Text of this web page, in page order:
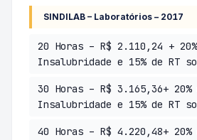
SINDILAB – Laboratórios – 2017
20 Horas – R$ 2.110,24 +
Insalubridade e 15% de RT
30 Horas – R$ 3.165,36+ 20%
Insalubridade e 15% de RT
40 Horas – R$ 4.220,48+ 20%